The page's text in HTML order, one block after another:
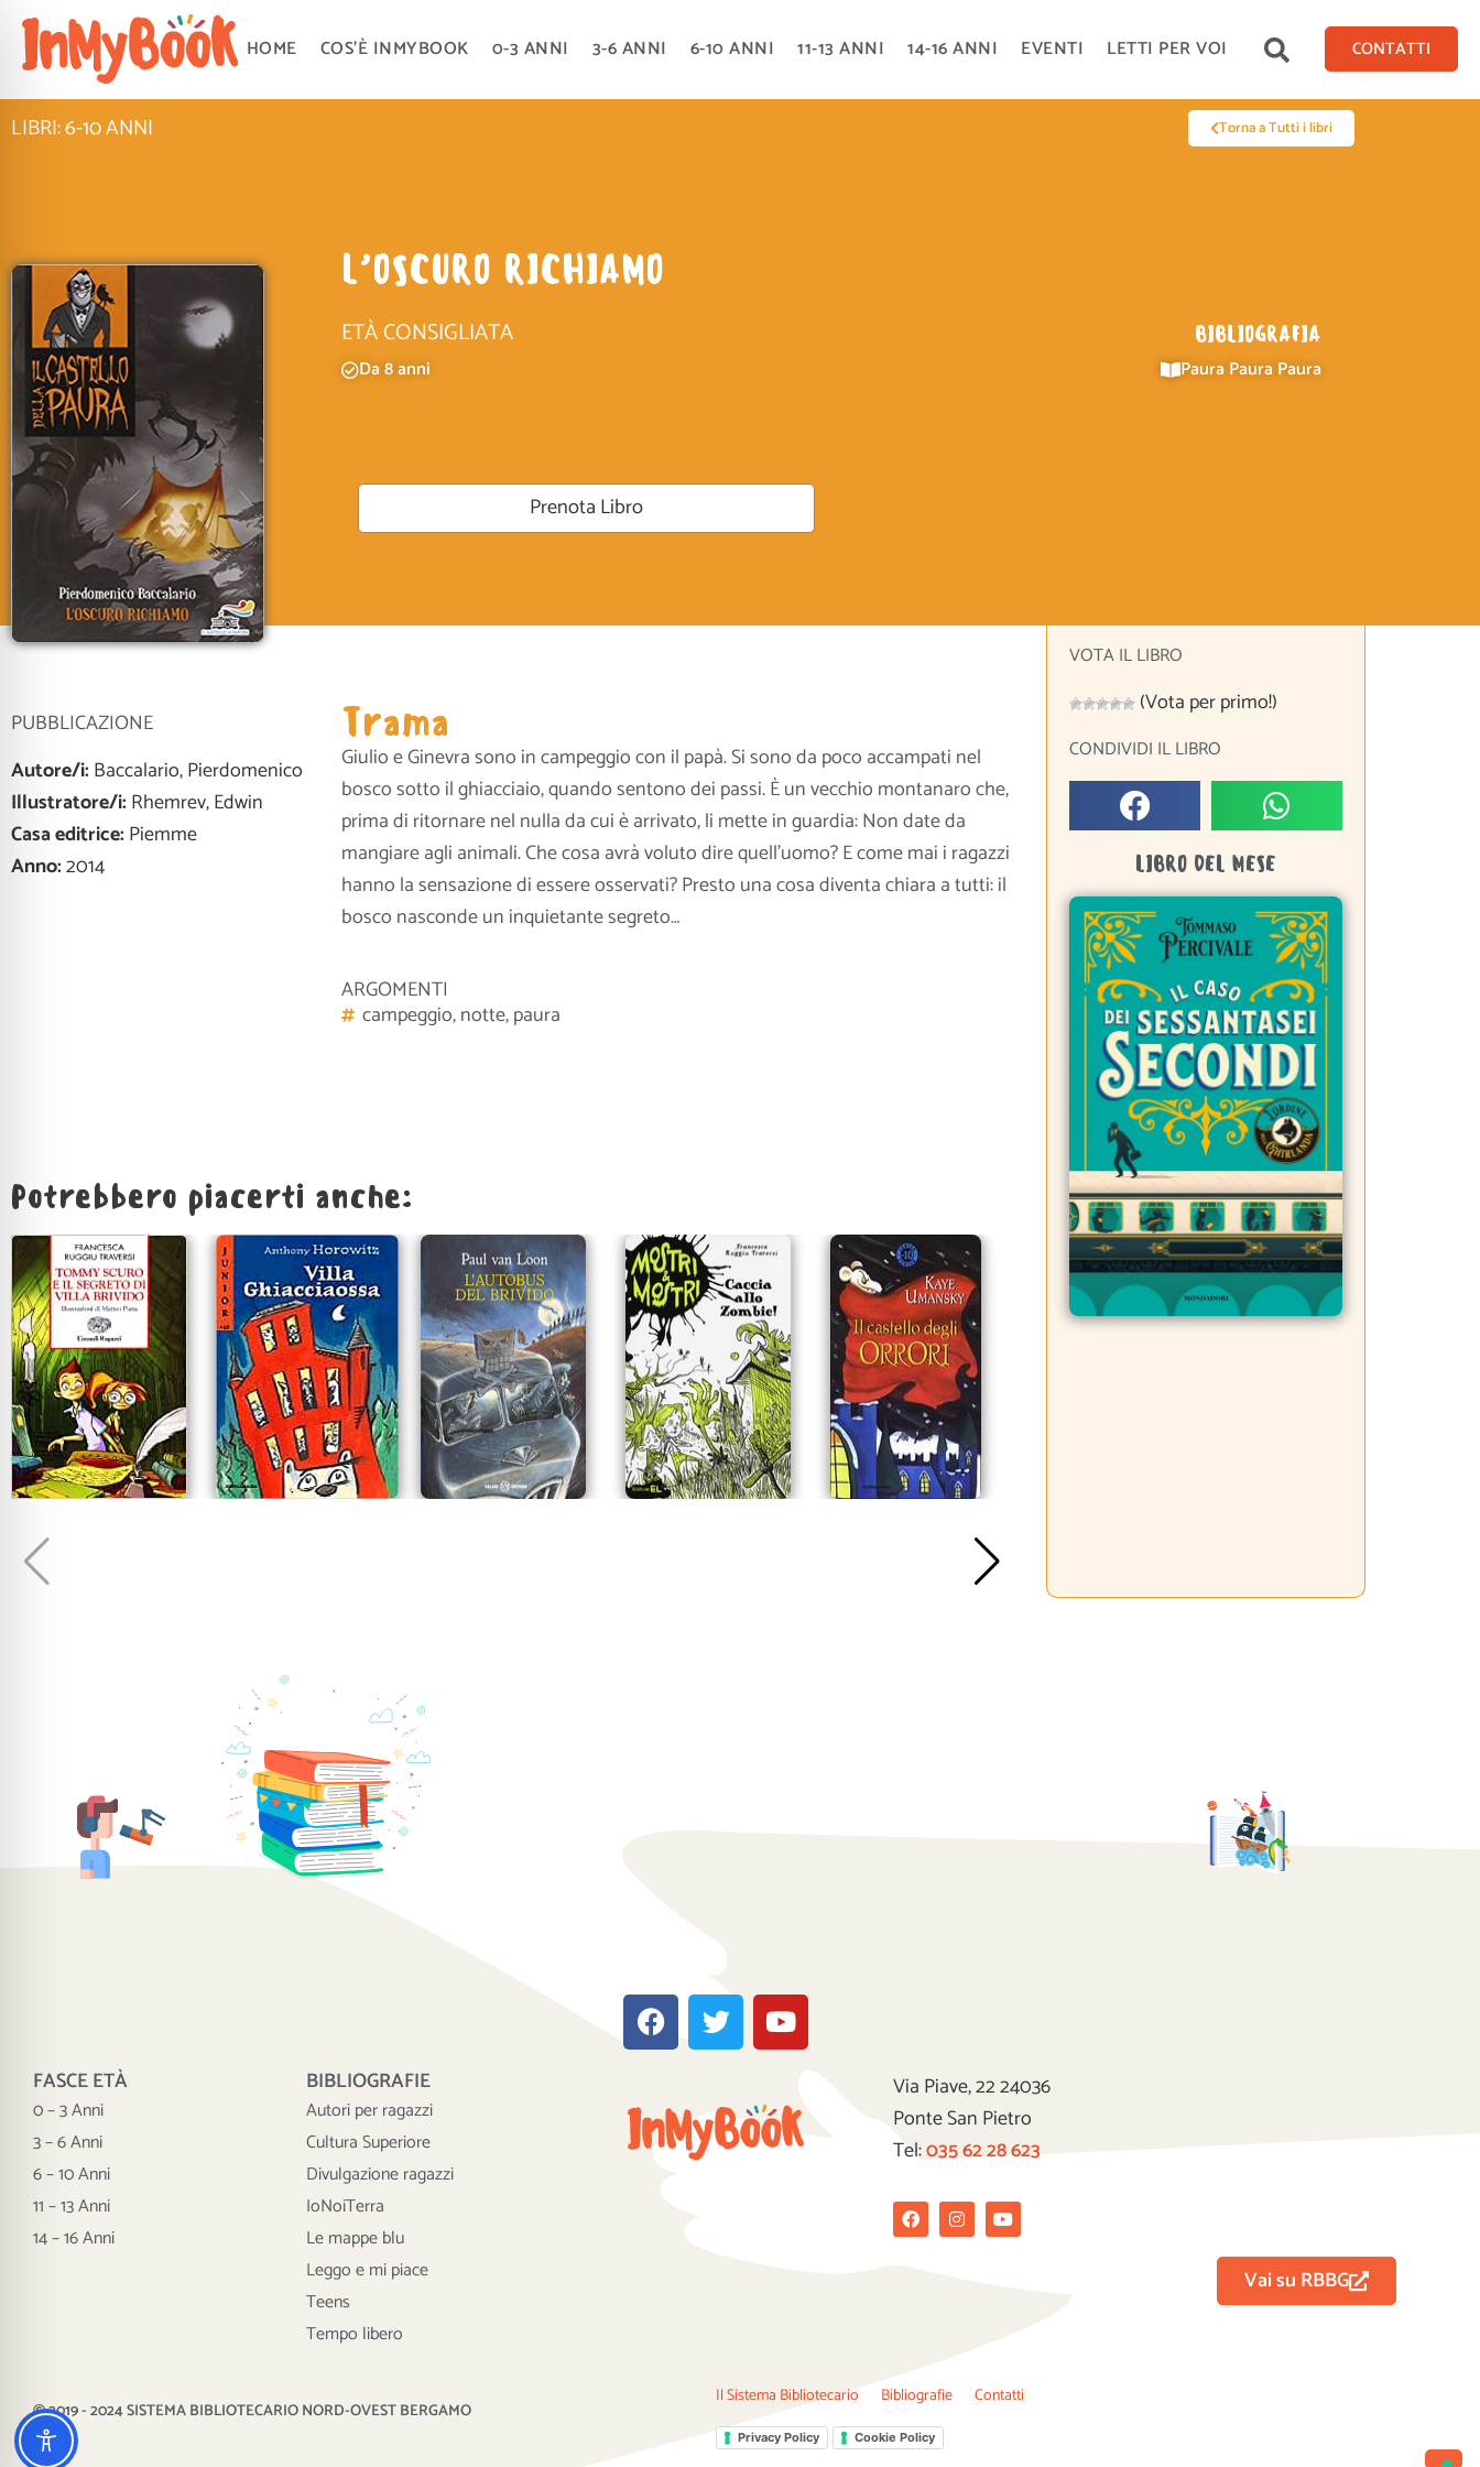
Vai
contenuto
HOME COS’È INMYBOOK 0-3 ANNI 3-6 ANNI 6-10 ANNI 11-13 ANNI 14-16 ANNI EVENTI LETTI PER VOI CONTATTI
LIBRI: 6-10 ANNI Torna a Tutti i libri
L’OSCURO RICHIAMO
ETÀ CONSIGLIATA
Da 8 anni
BIBLIOGRAFIA
Paura Paura Paura
Prenota Libro
PUBBLICAZIONE
Autore/i:Baccalario, Pierdomenico
Illustratore/i:Rhemrev, Edwin
Casa editrice:Piemme
Anno:2014
Trama
Giulio e Ginevra sono in campeggio con il papà. Si sono da poco accampati nel
bosco sotto il ghiacciaio, quando sentono dei passi. È un vecchio montanaro che,
prima di ritornare nel nulla da cui è arrivato, li mette in guardia: Non date da
mangiare agli animali. Che cosa avrà voluto dire quell’uomo? E come mai i ragazzi
hanno la sensazione di essere osservati? Presto una cosa diventa chiara a tutti: il
bosco nasconde un inquietante segreto…
ARGOMENTI
campeggio,notte,paura
Potrebbero piacerti anche:
VOTA IL LIBRO
(Vota per primo!)
CONDIVIDI IL LIBRO
LIBRO DEL MESE
F
a
c
b
o
T
w
i
t
e
Y
o
u
u
b
FASCE ETÀ
0 – 3 Anni
3 – 6 Anni
6 – 10 Anni
11 – 13 Anni
14 – 16 Anni
BIBLIOGRAFIE
Autori per ragazzi
Cultura Superiore
Divulgazione ragazzi
IoNoiTerra
Le mappe blu
Leggo e mi piace
Teens
Tempo libero
Via Piave, 22 24036
Ponte San Pietro
Tel:035 62 28 623
FacebookInstagramYoutube
Vai su RBBG
© 2019 - 2024 SISTEMA BIBLIOTECARIO NORD-OVEST BERGAMO
Il Sistema Bibliotecario Bibliografie Contatti
Privacy Policy Cookie Policy